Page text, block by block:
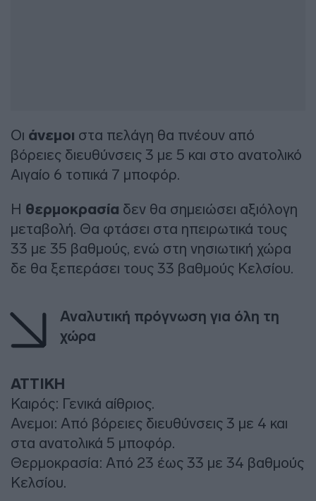
Οι άνεμοι στα πελάγη θα πνέουν από
βόρειες διευθύνσεις 3 με 5 και στο ανατολικό
Αιγαίο 6 τοπικά 7 μποφόρ.
Η θερμοκρασία δεν θα σημειώσει αξιόλογη
μεταβολή. Θα φτάσει στα ηπειρωτικά τους
33 με 35 βαθμούς, ενώ στη νησιωτική χώρα
δε θα ξεπεράσει τους 33 βαθμούς Κελσίου.
Αναλυτική πρόγνωση για όλη τη
χώρα
ΑΤΤΙΚΗ
Καιρός: Γενικά αίθριος.
Ανεμοι: Από βόρειες διευθύνσεις 3 με 4 και
στα ανατολικά 5 μποφόρ.
Θερμοκρασία: Από 23 έως 33 με 34 βαθμούς
Κελσίου.